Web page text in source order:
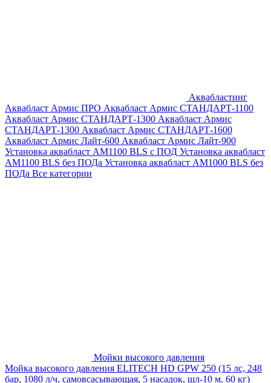
Аквабластинг
Аквабласт Армис ПРО Аквабласт Армис СТАНДАРТ-1100
Аквабласт Армис СТАНДАРТ-1300 Аквабласт Армис
СТАНДАРТ-1300 Аквабласт Армис СТАНДАРТ-1600
Аквабласт Армис Лайт-600 Аквабласт Армис Лайт-900
Установка аквабласт AM1100 BLS с ПОД Установка аквабласт
AM1100 BLS без ПОДа Установка аквабласт AM1000 BLS без
ПОДа Все категории
Мойки высокого давления
Мойка высокого давления ELITECH HD GPW 250 (15 лс, 248
бар, 1080 л/ч, самовсасывающая, 5 насадок, шл-10 м, 60 кг)